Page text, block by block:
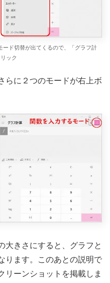
ード切替が出てくるので、「グラフ計
ック
らに２つのモードが右上ボ
大きさにすると、グラフと
ります。このあとの説明で
リーンショットを掲載しま